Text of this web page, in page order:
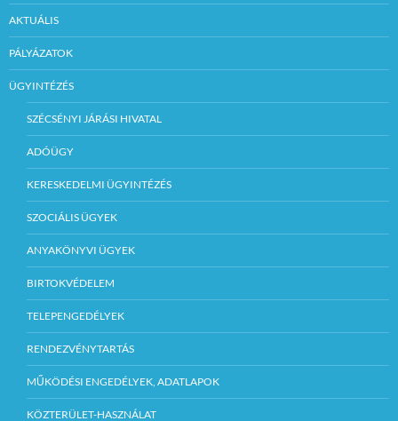
AKTUÁLIS
PÁLYÁZATOK
ÜGYINTÉZÉS
SZÉCSÉNYI JÁRÁSI HIVATAL
ADÓÜGY
KERESKEDELMI ÜGYINTÉZÉS
SZOCIÁLIS ÜGYEK
ANYAKÖNYVI ÜGYEK
BIRTOKVÉDELEM
TELEPENGEDÉLYEK
RENDEZVÉNYTARTÁS
MŰKÖDÉSI ENGEDÉLYEK, ADATLAPOK
KÖZTERÜLET-HASZNÁLAT